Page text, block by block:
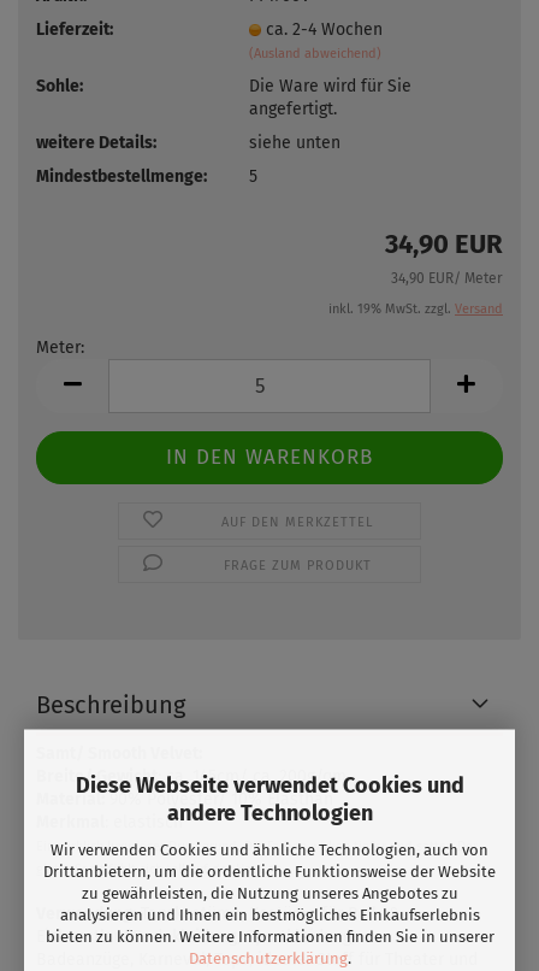
Diese Webseite verwendet Cookies und
andere Technologien
Wir verwenden Cookies und ähnliche Technologien, auch von
Drittanbietern, um die ordentliche Funktionsweise der Website
zu gewährleisten, die Nutzung unseres Angebotes zu
analysieren und Ihnen ein bestmögliches Einkaufserlebnis
bieten zu können. Weitere Informationen finden Sie in unserer
Datenschutzerklärung.
Lieferzeit:
ca. 2-4 Wochen
(Ausland abweichend)
Sohle:
Die Ware wird für Sie
angefertigt.
weitere Details:
siehe unten
Mindestbestellmenge:
5
34,90 EUR
34,90 EUR/ Meter
inkl. 19% MwSt. zzgl. Versand
Meter:
AUF DEN MERKZETTEL
FRAGE ZUM PRODUKT
Beschreibung
Breite/ Gewicht: ca. 145cm/ ca. 200g/qm
Material:90% Polyester/ 10% Elasthan
: elastisch
Ein wirklich luxuriöser Druckgrund. Die Farben wirken tiefer und satter. Der
glatte Samt fühlt sich toll auf der Haut an.
Verwendung:Tanzkostüme, Kostüme für Roll- &
Eiskunstlauf,Badekleidung, Sportkleidung,
Badeanzüge, Karneval, Tops, idealer Stoff für Theater und